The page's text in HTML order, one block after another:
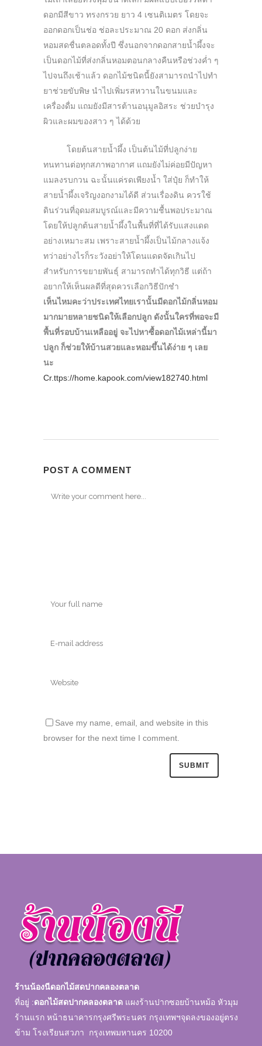
ดอกมีสีขาว ทรงกรวย ยาว 4 เซนติเมตร โดยจะ
ออกดอกเป็นช่อ ช่อละประมาณ 20 ดอก ส่งกลิ่น
หอมสดชื่นตลอดทั้งปี ซึ่งนอกจากดอกสายน้ำผึ้งจะ
เป็นดอกไม้ที่ส่งกลิ่นหอมตอนกลางคืนหรือช่วงค่ำ ๆ
ไปจนถึงเช้าแล้ว ดอกไม้ชนิดนี้ยังสามารถนำไปทำ
ยาช่วยขับพิษ นำไปเพิ่มรสหวานในขนมและ
เครื่องดื่ม แถมยังมีสารต้านอนุมูลอิสระ ช่วยบำรุง
ผิวและผมของสาว ๆ ได้ด้วย
โดยต้นสายน้ำผึ้ง เป็นต้นไม้ที่ปลูกง่าย
ทนทานต่อทุกสภาพอากาศ แถมยังไม่ค่อยมีปัญหา
แมลงรบกวน ฉะนั้นแค่รดเพียงน้ำ ใส่ปุ๋ย ก็ทำให้
สายน้ำผึ้งเจริญงอกงามได้ดี ส่วนเรื่องดิน ควรใช้
ดินร่วนที่อุดมสมบูรณ์และมีความชื้นพอประมาณ
โดยให้ปลูกต้นสายน้ำผึ้งในพื้นที่ที่ได้รับแสงแดด
อย่างเหมาะสม เพราะสายน้ำผึ้งเป็นไม้กลางแจ้ง
ทว่าอย่างไรก็ระวังอย่าให้โดนแดดจัดเกินไป
สำหรับการขยายพันธุ์ สามารถทำได้ทุกวิธี แต่ถ้า
อยากให้เห็นผลดีที่สุดควรเลือกวิธีปักชำ
เห็นไหมคะว่าประเทศไทยเรานั้นมีดอกไม้กลิ่นหอม
มากมายหลายชนิดให้เลือกปลูก ดังนั้นใครที่พอจะมี
พื้นที่รอบบ้านเหลืออยู่ จะไปหาซื้อดอกไม้เหล่านี้มา
ปลูก ก็ช่วยให้บ้านสวยและหอมขึ้นได้ง่าย ๆ เลย
นะ
Cr.ttps://home.kapook.com/view182740.html
POST A COMMENT
Save my name, email, and website in this
browser for the next time I comment.
ร้านน้องนีดอกไม้สดปากคลองตลาด
ที่อยู่ :ดอกไม้สดปากคลองตลาด แผงร้านปากซอยบ้านหม้อ หัวมุม
ร้านแรก หน้าธนาคารกรุงศรีพระนคร กรุงเทพฯจุดลงของอยู่ตรง
ข้าม โรงเรียนสวภา กรุงเทพมหานคร 10200